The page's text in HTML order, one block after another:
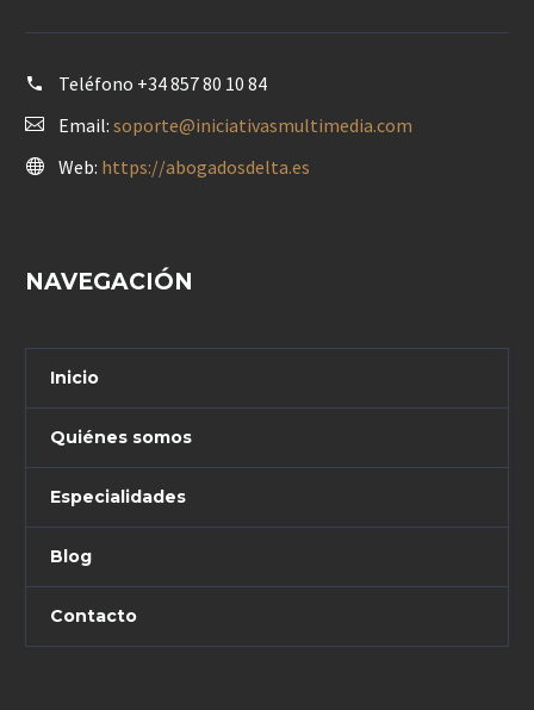
Teléfono +34 857 80 10 84
Email: soporte@iniciativasmultimedia.com
Web: https://abogadosdelta.es
NAVEGACIÓN
Inicio
Quiénes somos
Especialidades
Blog
Contacto